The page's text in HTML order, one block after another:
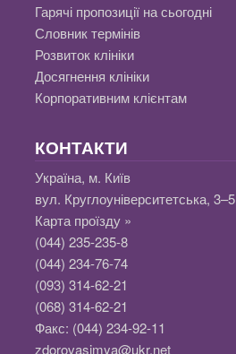
Гарячі пропозиції на сьогодні
Словник термінів
Розвиток клініки
Досягнення клініки
Корпоративним клієнтам
КОНТАКТИ
Україна, м. Київ
вул. Круглоуніверситетська, 3–5
Карта проїзду »
(044) 235-235-8
(044) 234-76-74
(093) 314-62-21
(068) 314-62-21
Факс: (044) 234-92-11
zdorovasimya@ukr.net